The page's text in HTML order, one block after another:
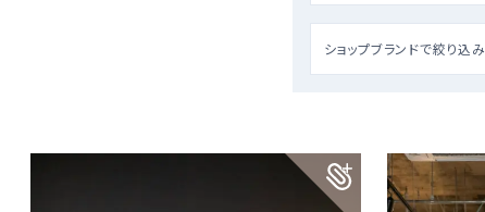
ショップブランドで絞り込み